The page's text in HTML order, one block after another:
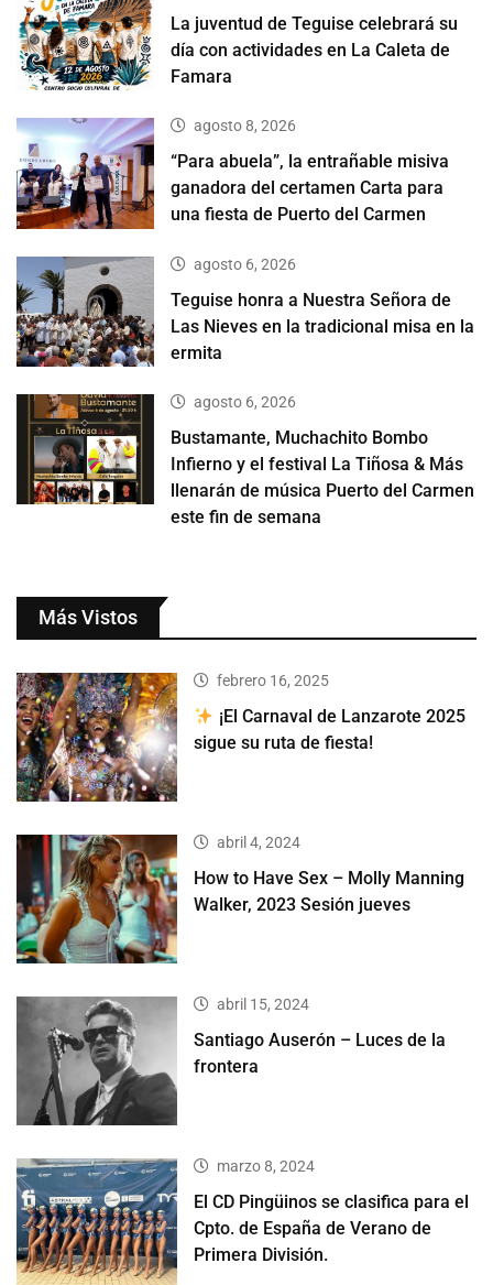
La juventud de Teguise celebrará su
día con actividades en La Caleta de
Famara
agosto 8, 2026
“Para abuela”, la entrañable misiva
ganadora del certamen Carta para
una fiesta de Puerto del Carmen
agosto 6, 2026
Teguise honra a Nuestra Señora de
Las Nieves en la tradicional misa en la
ermita
agosto 6, 2026
Bustamante, Muchachito Bombo
Infierno y el festival La Tiñosa & Más
llenarán de música Puerto del Carmen
este fin de semana
Más Vistos
febrero 16, 2025
¡El Carnaval de Lanzarote 2025
sigue su ruta de fiesta!
abril 4, 2024
How to Have Sex – Molly Manning
Walker, 2023 Sesión jueves
abril 15, 2024
Santiago Auserón – Luces de la
frontera
marzo 8, 2024
El CD Pingüinos se clasifica para el
Cpto. de España de Verano de
Primera División.